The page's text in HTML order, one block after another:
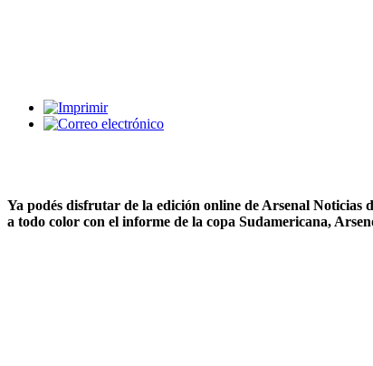
Ya podés disfrutar de la edición online de Arsenal Noticias
a todo color con el informe de la copa Sudamericana,